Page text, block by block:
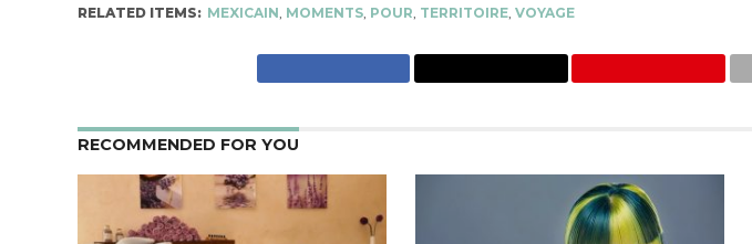
RELATED ITEMS: MEXICAIN, MOMENTS, POUR, TERRITOIRE,VOYAGE
RECOMMENDED FOR YOU